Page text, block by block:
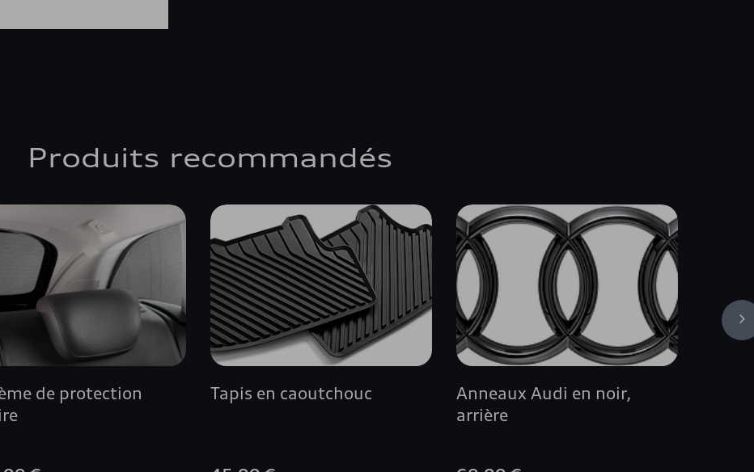
Produits recommandés
de protection
Tapis en caoutchouc
Anneaux Audi en noir,
arrière